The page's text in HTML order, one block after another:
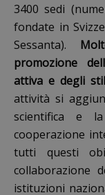
3400 sedi
fondate in
Sessanta).
promozione
attiva e degli
attività si
scientifica e
cooperazione
tutti questi
collaborazione
istituzioni